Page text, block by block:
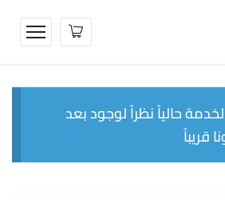
حالياً نظراً لوجود بعد
قريباً